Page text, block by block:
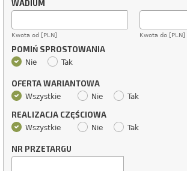
WADIUM
Kwota od [PLN] Kwota do [PLN]
POMIŃ SPROSTOWANIA
Nie Tak
OFERTA WARIANTOWA
Wszystkie Nie Tak
REALIZACJA CZĘŚCIOWA
Wszystkie Nie Tak
NR PRZETARGU